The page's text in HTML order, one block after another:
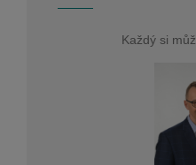
Každý si